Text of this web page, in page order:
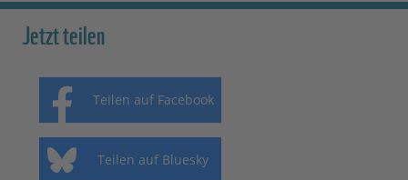
Jetzt teilen
Teilen auf Facebook
Teilen auf Bluesky